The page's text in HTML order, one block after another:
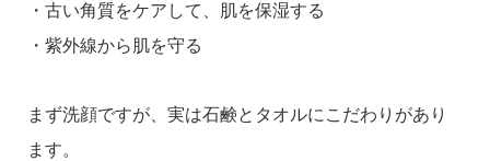
・古い角質をケアして、肌を保湿する
・紫外線から肌を守る
まず洗顔ですが、実は石鹸とタオルにこだわりがあり
ます。